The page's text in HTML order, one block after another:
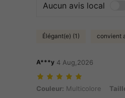
Aucun avis local
Élégant(e) (1) convient
A***y 4 Aug,2026
Couleur: Multicolore, Taille:
Couleur: Multicolore